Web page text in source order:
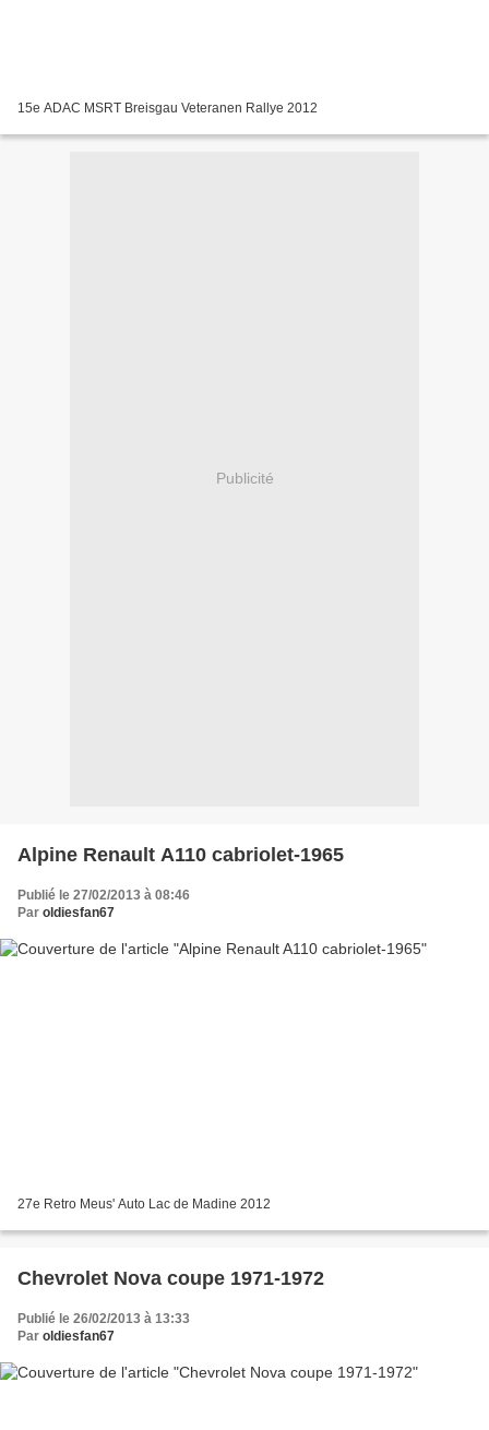
15e ADAC MSRT Breisgau Veteranen Rallye 2012
Publicité
Alpine Renault A110 cabriolet-1965
Publié le 27/02/2013 à 08:46
Par oldiesfan67
27e Retro Meus' Auto Lac de Madine 2012
Chevrolet Nova coupe 1971-1972
Publié le 26/02/2013 à 13:33
Par oldiesfan67